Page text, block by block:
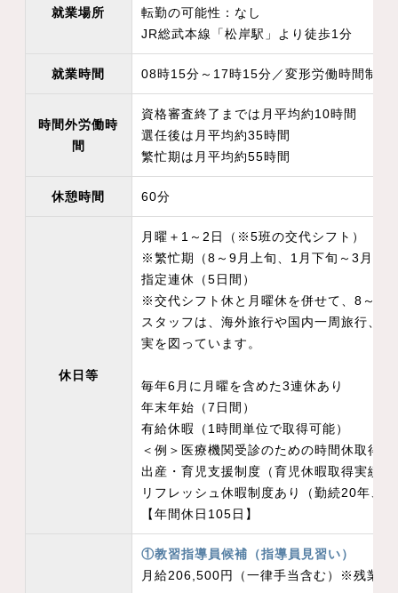
就業場所
転勤の可能性：なし
JR総武本線「松岸駅」より徒歩1分
就業時間 08時15分～17時15分／変形労働時間制（
時間外労働時
間
資格審査終了までは月平均約10時間
選任後は月平均約35時間
繁忙期は月平均約55時間
休憩時間 60分
休日等
月曜＋1～2日（※5班の交代シフト）
※繁忙期（8～9月上旬、1月下旬～3月末
指定連休（5日間）
※交代シフト休と月曜休を併せて、8～10
スタッフは、海外旅行や国内一周旅行、
実を図っています。
毎年6月に月曜を含めた3連休あり
年末年始（7日間）
有給休暇（1時間単位で取得可能）
＜例＞医療機関受診のための時間休取得
出産・育児支援制度（育児休暇取得実績
リフレッシュ休暇制度あり（勤続20年、
【年間休日105日】
①教習指導員候補（指導員見習い）
月給206,500円（一律手当含む）※残業手